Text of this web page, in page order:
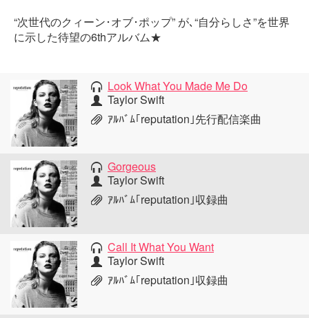
“次世代のクィーン･オブ･ポップ” が､“自分らしさ”を世界
に示した待望の6thアルバム★
Look What You Made Me Do
Taylor Swift
ｱﾙﾊﾞﾑ｢reputation｣先行配信楽曲
Gorgeous
Taylor Swift
ｱﾙﾊﾞﾑ｢reputation｣収録曲
Call It What You Want
Taylor Swift
ｱﾙﾊﾞﾑ｢reputation｣収録曲